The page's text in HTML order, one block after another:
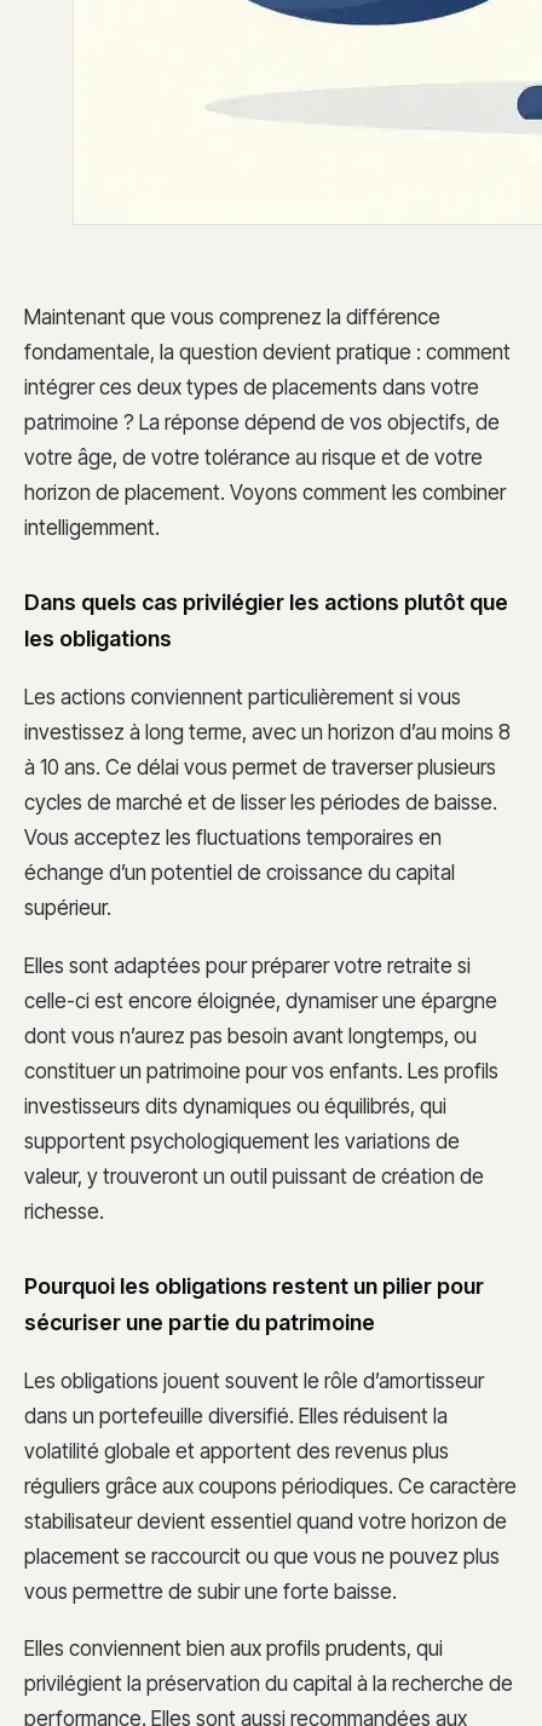
Maintenant que vous comprenez la différence
fondamentale, la question devient pratique : comment
intégrer ces deux types de placements dans votre
patrimoine ? La réponse dépend de vos objectifs, de
votre âge, de votre tolérance au risque et de votre
horizon de placement. Voyons comment les combiner
intelligemment.
Dans quels cas privilégier les actions plutôt que
les obligations
Les actions conviennent particulièrement si vous
investissez à long terme, avec un horizon d’au moins 8
à 10 ans. Ce délai vous permet de traverser plusieurs
cycles de marché et de lisser les périodes de baisse.
Vous acceptez les fluctuations temporaires en
échange d’un potentiel de croissance du capital
supérieur.
Elles sont adaptées pour préparer votre retraite si
celle-ci est encore éloignée, dynamiser une épargne
dont vous n’aurez pas besoin avant longtemps, ou
constituer un patrimoine pour vos enfants. Les profils
investisseurs dits dynamiques ou équilibrés, qui
supportent psychologiquement les variations de
valeur, y trouveront un outil puissant de création de
richesse.
Pourquoi les obligations restent un pilier pour
sécuriser une partie du patrimoine
Les obligations jouent souvent le rôle d’amortisseur
dans un portefeuille diversifié. Elles réduisent la
volatilité globale et apportent des revenus plus
réguliers grâce aux coupons périodiques. Ce caractère
stabilisateur devient essentiel quand votre horizon de
placement se raccourcit ou que vous ne pouvez plus
vous permettre de subir une forte baisse.
Elles conviennent bien aux profils prudents, qui
privilégient la préservation du capital à la recherche de
performance. Elles sont aussi recommandées aux